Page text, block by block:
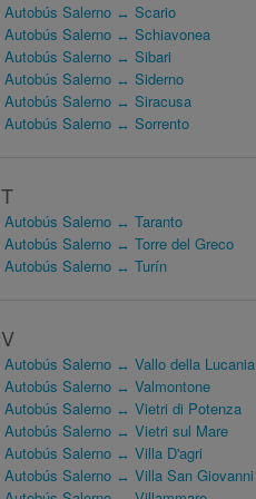
Autobús Salerno ↔ Scario
Autobús Salerno ↔ Schiavonea
Autobús Salerno ↔ Sibari
Autobús Salerno ↔ Siderno
Autobús Salerno ↔ Siracusa
Autobús Salerno ↔ Sorrento
T
Autobús Salerno ↔ Taranto
Autobús Salerno ↔ Torre del Greco
Autobús Salerno ↔ Turín
V
Autobús Salerno ↔ Vallo della Lucania
Autobús Salerno ↔ Valmontone
Autobús Salerno ↔ Vietri di Potenza
Autobús Salerno ↔ Vietri sul Mare
Autobús Salerno ↔ Villa D'agri
Autobús Salerno ↔ Villa San Giovanni